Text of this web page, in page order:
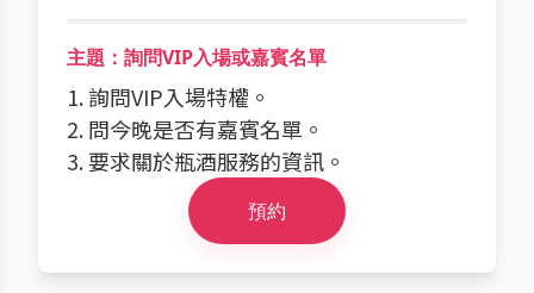
主題：詢問VIP入場或嘉賓名單
1. 詢問VIP入場特權。
2. 問今晚是否有嘉賓名單。
3. 要求關於瓶酒服務的資訊。
預約